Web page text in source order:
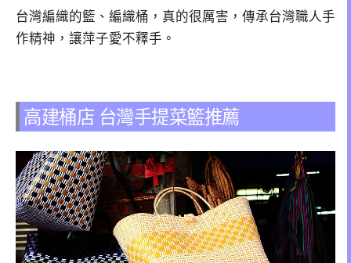
台灣編織的籃、編織桶，真的很厲害，傳承台灣職人手
作精神，讓萍子愛不釋手。
高建桶店 台灣手提菜籃推薦